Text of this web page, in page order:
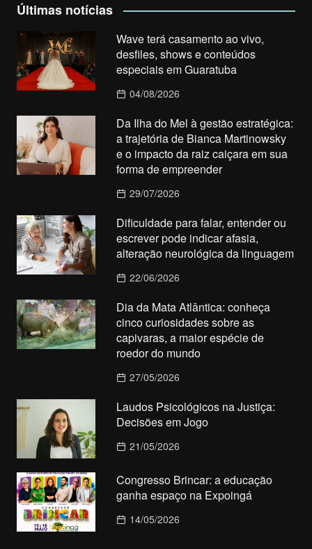
Últimas notícias
Wave terá casamento ao vivo,
desfiles, shows e conteúdos
especiais em Guaratuba
04/08/2026
Da Ilha do Mel à gestão estratégica:
a trajetória de Bianca Martinowsky
e o impacto da raiz caiçara em sua
forma de empreender
29/07/2026
Dificuldade para falar, entender ou
escrever pode indicar afasia,
alteração neurológica da linguagem
22/06/2026
Dia da Mata Atlântica: conheça
cinco curiosidades sobre as
capivaras, a maior espécie de
roedor do mundo
27/05/2026
Laudos Psicológicos na Justiça:
Decisões em Jogo
21/05/2026
Congresso Brincar: a educação
ganha espaço na Expoingá
14/05/2026